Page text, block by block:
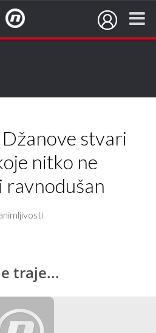
stvari
nitko ne
ravnodušan
traje...